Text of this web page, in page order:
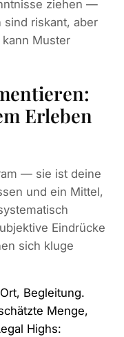
ziehen —
sind riskant, aber
Muster
Erleben
— sie ist deine
und ein Mittel,
Eindrücke
sich kluge
Begleitung.
Menge,
Highs: